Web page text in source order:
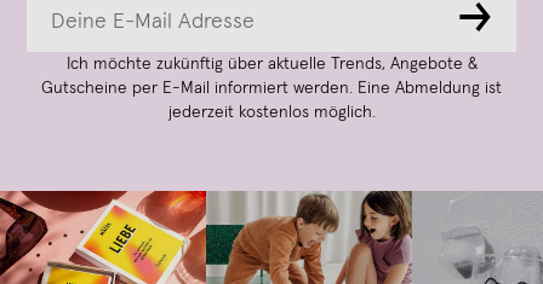
→
Ich möchte zukünftig über aktuelle Trends, Angebote &
Gutscheine per E-Mail informiert werden. Eine Abmeldung ist
jederzeit kostenlos möglich.